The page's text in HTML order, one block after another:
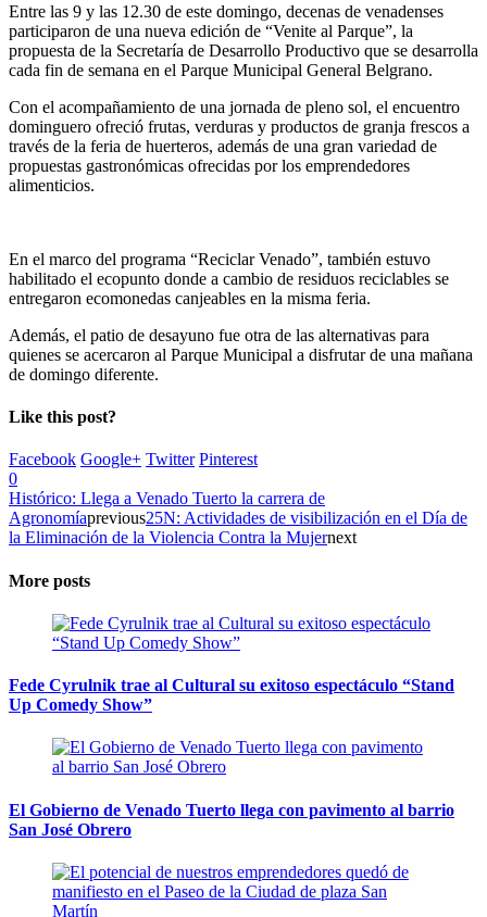
Entre las 9 y las 12.30 de este domingo, decenas de venadenses
participaron de una nueva edición de “Venite al Parque”, la
propuesta de la Secretaría de Desarrollo Productivo que se desarrolla
cada fin de semana en el Parque Municipal General Belgrano.
Con el acompañamiento de una jornada de pleno sol, el encuentro
dominguero ofreció frutas, verduras y productos de granja frescos a
través de la feria de huerteros, además de una gran variedad de
propuestas gastronómicas ofrecidas por los emprendedores
alimenticios.
En el marco del programa “Reciclar Venado”, también estuvo
habilitado el ecopunto donde a cambio de residuos reciclables se
entregaron ecomonedas canjeables en la misma feria.
Además, el patio de desayuno fue otra de las alternativas para
quienes se acercaron al Parque Municipal a disfrutar de una mañana
de domingo diferente.
Like this post?
Facebook Google+ Twitter Pinterest
0
Histórico: Llega a Venado Tuerto la carrera de
Agronomíaprevious25N: Actividades de visibilización en el Día de
la Eliminación de la Violencia Contra la Mujernext
More posts
Fede Cyrulnik trae al Cultural su exitoso espectáculo “Stand
Up Comedy Show”
El Gobierno de Venado Tuerto llega con pavimento al barrio
San José Obrero